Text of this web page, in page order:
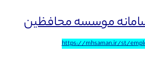
موسسه محافظین
https://mhsaman.ir/st/